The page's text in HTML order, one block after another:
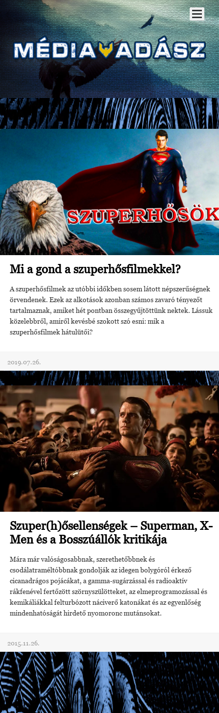
Mi a gond a szuperhősfilmekkel?
A szuperhősfilmek az utóbbi időkben sosem látott népszerűségnek
örvendenek. Ezek az alkotások azonban számos zavaró tényezőt
tartalmaznak, amiket hét pontban összegyűjtöttünk nektek. Lássuk
közelebbről, amiről kevésbé szokott szó esni: mik a
szuperhősfilmek hátulütői?
2019.07.26.
Szuper(h)ősellenségek – Superman, X-
Men és a Bosszúállók kritikája
Mára már valóságosabbnak, szerethetőbbnek és
csodálatraméltóbbnak gondolják az idegen bolygóról érkező
cicanadrágos pojácákat, a gamma-sugárzással és radioaktív
rákfenével fertőzött szörnyszülötteket, az elmeprogramozással és
kemikáliákkal felturbózott náciverő katonákat és az egyenlőség
mindenhatóságát hirdető nyomoronc mutánsokat.
2015.11.26.